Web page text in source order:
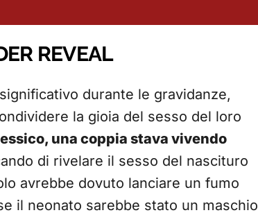
REVEAL
durante le gravidanze,
la gioia del sesso del loro
una coppia stava vivendo
di rivelare il sesso del nascituro
avrebbe dovuto lanciare un fumo
il neonato sarebbe stato un maschio